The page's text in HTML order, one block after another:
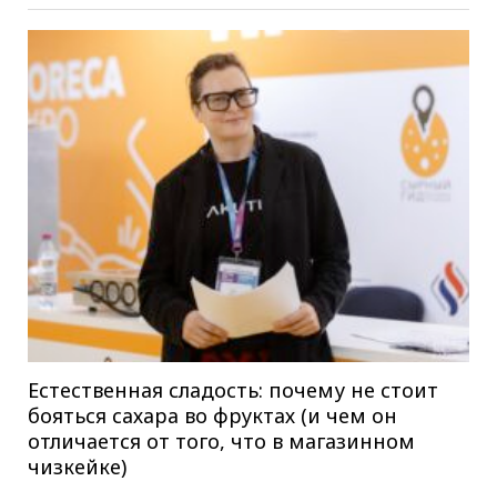
Естественная сладость: почему не стоит
бояться сахара во фруктах (и чем он
отличается от того, что в магазинном
чизкейке)